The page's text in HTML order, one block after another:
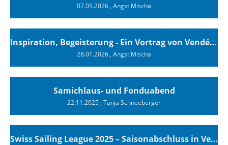
07.05.2026, Angst Mischa
Inspiration, Begeisterung - Ein Vortrag von Vendée-Globe-Finisher Oliver Heer
28.01.2026, Angst Mischa
Samichlaus- und Fonduabend
22.11.2025, Tanja Schneeberger
Swiss Sailing League 2025 – Saisonabschluss in Versoix